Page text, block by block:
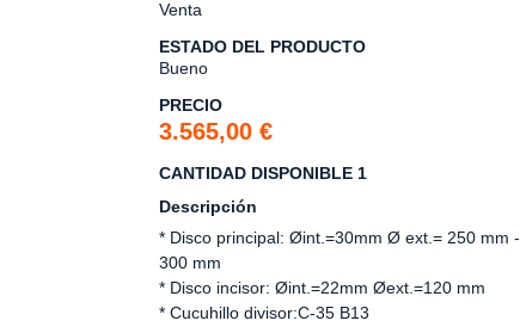
Venta
ESTADO DEL PRODUCTO
Bueno
PRECIO
3.565,00 €
CANTIDAD DISPONIBLE 1
Descripción
* Disco principal: Øint.=30mm Ø ext.= 250 mm -
300 mm
* Disco incisor: Øint.=22mm Øext.=120 mm
* Cucuhillo divisor:C-35 B13